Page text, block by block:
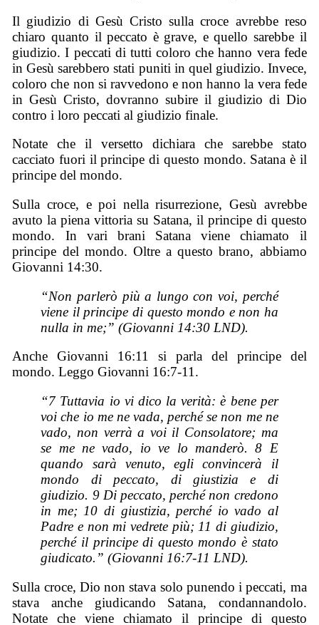
Il giudizio di Gesù Cristo sulla croce avrebbe reso
chiaro quanto il peccato è grave, e quello sarebbe il
giudizio. I peccati di tutti coloro che hanno vera fede
in Gesù sarebbero stati puniti in quel giudizio. Invece,
coloro che non si ravvedono e non hanno la vera fede
in Gesù Cristo, dovranno subire il giudizio di Dio
contro i loro peccati al giudizio finale.
Notate che il versetto dichiara che sarebbe stato
cacciato fuori il principe di questo mondo. Satana è il
principe del mondo.
Sulla croce, e poi nella risurrezione, Gesù avrebbe
avuto la piena vittoria su Satana, il principe di questo
mondo. In vari brani Satana viene chiamato il
principe del mondo. Oltre a questo brano, abbiamo
Giovanni 14:30.
“Non parlerò più a lungo con voi, perché
viene il principe di questo mondo e non ha
nulla in me;” (Giovanni 14:30 LND).
Anche Giovanni 16:11 si parla del principe del
mondo. Leggo Giovanni 16:7-11.
“7 Tuttavia io vi dico la verità: è bene per
voi che io me ne vada, perché se non me ne
vado, non verrà a voi il Consolatore; ma
se me ne vado, io ve lo manderò. 8 E
quando sarà venuto, egli convincerà il
mondo di peccato, di giustizia e di
giudizio. 9 Di peccato, perché non credono
in me; 10 di giustizia, perché io vado al
Padre e non mi vedrete più; 11 di giudizio,
perché il principe di questo mondo è stato
giudicato.” (Giovanni 16:7-11 LND).
Sulla croce, Dio non stava solo punendo i peccati, ma
stava anche giudicando Satana, condannandolo.
Notate che viene chiamato il principe di questo